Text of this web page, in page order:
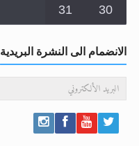
30
31
الانضمام الى النشرة البريدية